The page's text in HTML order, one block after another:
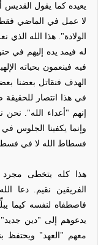
يعيده كما يقول
لا عمل في الماضي
الولادة". هذا الله الذي
له فيمد يده إليهم في
فيه فينعمون بحياته
الهدف فنقاتل بعضنا
في هذا انتصار
إنهم "أعداء الله". نحن
وإنما يكفينا الجلوس
فسطاط الله لا في
هذا كله يتخطى مجرد
الفريقين نقيم. دعا
فاصطفاه لنفسه كيما
يدعوهم إلى "دين
معهم "العهد" ويحتفظ